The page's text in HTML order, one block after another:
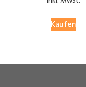
auch auf unserem
Kaufen